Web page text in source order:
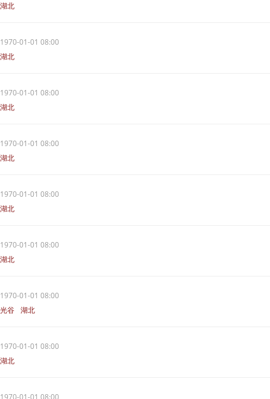
湖北
1970-01-01 08:00
湖北
1970-01-01 08:00
湖北
1970-01-01 08:00
湖北
1970-01-01 08:00
湖北
1970-01-01 08:00
湖北
1970-01-01 08:00
光谷 湖北
1970-01-01 08:00
湖北
1970-01-01 08:00